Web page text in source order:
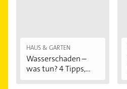
HAUS & GARTEN
Wasserschaden –
was tun? 4 Tipps,...